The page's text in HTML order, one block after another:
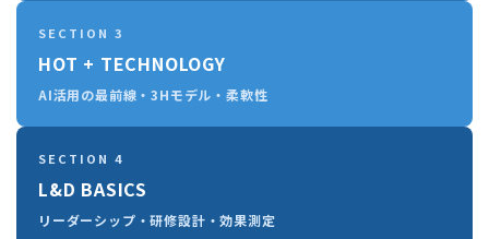
SECTION 3
HOT + TECHNOLOGY
AI活用の最前線・3Hモデル・柔軟性
SECTION 4
L&D BASICS
リーダーシップ・研修設計・効果測定